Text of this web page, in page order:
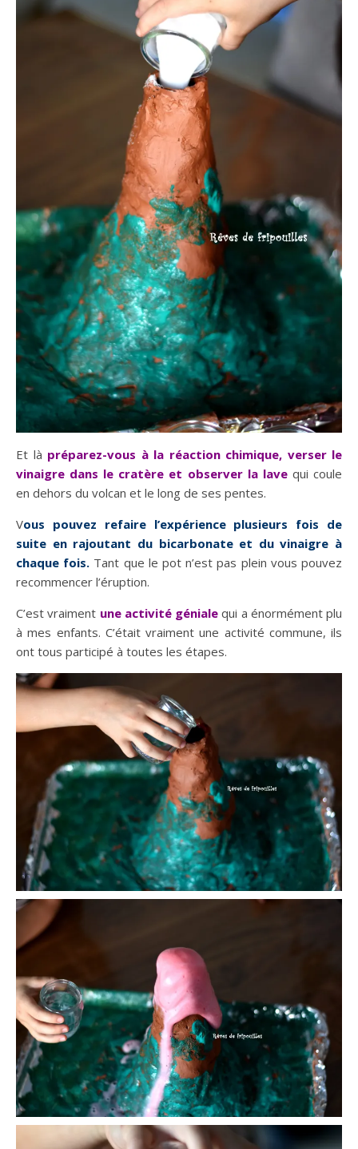
Et là préparez-vous à la réaction chimique, verser le
vinaigre dans le cratère et observer la lavequi coule
en dehors du volcan et le long de ses pentes.
Vous pouvez refaire l’expérience plusieurs fois de
suite en rajoutant du bicarbonate et du vinaigre à
chaque fois. Tant que le pot n’est pas plein vous pouvez
recommencer l’éruption.
C’est vraiment une activité géniale qui a énormément plu
à mes enfants. C’était vraiment une activité commune, ils
ont tous participé à toutes les étapes.